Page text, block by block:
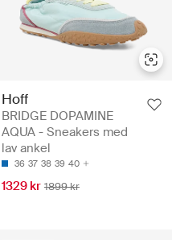
Hoff
BRIDGE DOPAMINE
AQUA - Sneakers med
lav ankel
36 37 38 39 40
1329 kr 1899 kr